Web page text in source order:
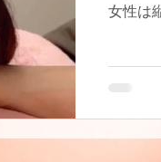
女性は